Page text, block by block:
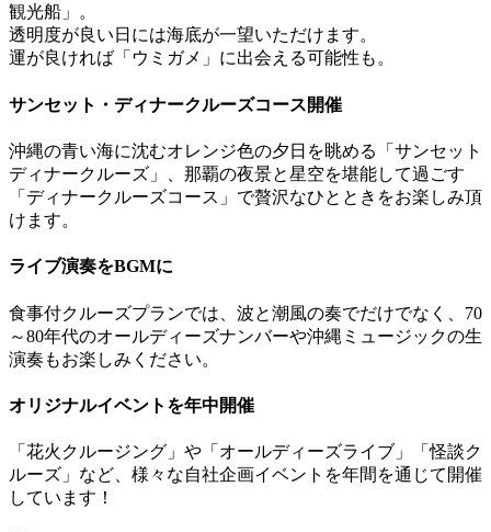
観光船」。
透明度が良い日には海底が一望いただけます。
運が良ければ「ウミガメ」に出会える可能性も。
サンセット・ディナークルーズコース開催
沖縄の青い海に沈むオレンジ色の夕日を眺める「サンセット
ディナークルーズ」、那覇の夜景と星空を堪能して過ごす
「ディナークルーズコース」で贅沢なひとときをお楽しみ頂
けます。
ライブ演奏をBGMに
食事付クルーズプランでは、波と潮風の奏でだけでなく、70
～80年代のオールディーズナンバーや沖縄ミュージックの生
演奏もお楽しみください。
オリジナルイベントを年中開催
「花火クルージング」や「オールディーズライブ」「怪談ク
ルーズ」など、様々な自社企画イベントを年間を通じて開催
しています！